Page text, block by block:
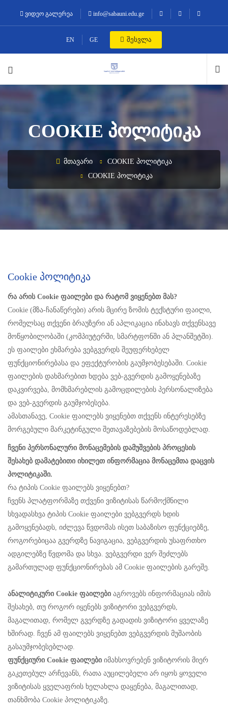
ვიდეო გალერეა info@sabauni.edu.ge
EN GE შესვლა
COOKIE ᲞᲝᲚᲘᲢᲘᲙᲐ
ᲛᲗᲐᲕᲐᲠᲘ
COOKIE ᲞᲝᲚᲘᲢᲘᲙᲐ
COOKIE ᲞᲝᲚᲘᲢᲘᲙᲐ
Cookie Პოლიტიკა
რა არის Cookie ფაილები და რატომ ვიყენებთ მას?
Cookie (მზა-ჩანაწერები) არის მცირე ზომის ტექსტური ფაილი,
რომელსაც თქვენი ბრაუზერი ან აპლიკაცია ინახავს თქვენსავე
მოწყობილობაში (კომპიუტერში, სმარტფონში ან პლანშეტში).
ეს ფაილები ეხმარება ვებგვერდს შეუფერხებელ
ფუნქციონირებასა და ეფექტურობის გაუმჯობესებაში. Cookie
ფაილების დახმარებით ხდება ვებ-გვერდის გამოყენებაზე
დაკვირვება, მომხმარებლის გამოცდილების პერსონალიზება
და ვებ-გვერდის გაუმჯობესება.
ამასთანავე, Cookie ფაილებს ვიყენებთ თქვენს ინტერესებზე
მორგებული მარკეტინგული შეთავაზებების მოსაწოდებლად.
ჩვენი პერსონალური მონაცემების დამუშვების პროცესის
შესახებ დამატებითი იხილეთ ინფორმაცია მონაცემთა დაცვის
პოლიტიკაში.
რა ტიპის Cookie ფაილებს ვიყენებთ?
ჩვენს პლატფორმაზე თქვენი ვიზიტისას წარმოქმნილი
სხვადასხვა ტიპის Cookie ფაილები ვებგვერდს ხდის
გამოყენებადს, იძლევა წვდომას ისეთ საბაზისო ფუნქციებზე,
როგორებიცაა გვერდზე ნავიგაცია, ვებგვერდის უსაფრთხო
ადგილებზე წვდომა და სხვა. ვებგვერდი ვერ შეძლებს
გამართულად ფუნქციონირებას ამ Cookie ფაილების გარეშე.
ანალიტიკური Cookie ფაილები აგროვებს ინფორმაციას იმის
შესახებ, თუ როგორ იყენებს ვიზიტორი ვებგვერდს,
მაგალითად, რომელ გვერდზე გადადის ვიზიტორი ყველაზე
ხშირად. ჩვენ ამ ფაილებს ვიყენებთ ვებგვერდის მუშაობის
გასაუმჯობესებლად.
ფუნქციური Cookie ფაილები იმახსოვრებენ ვიზიტორის მიერ
გაკეთებულ არჩევანს, რათა აუცილებელი არ იყოს ყოველი
ვიზიტისას ყველაფრის ხელახლა დაყენება, მაგალითად,
თანხმობა Cookie პოლიტიკაზე.